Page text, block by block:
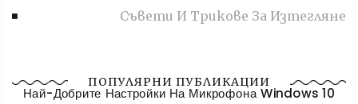
Съвети И Трикове За Изтегляне
ПОПУЛЯРНИ ПУБЛИКАЦИИ
Най-Добрите Настройки На Микрофона Windows 10